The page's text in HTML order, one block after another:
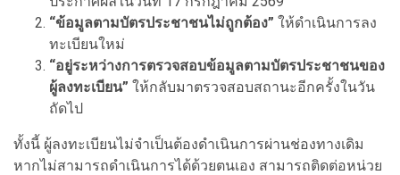
“ข้อมูลตามบัตรประชาชนไม่ถูกต้อง” ให้ดำเนินการลง
ทะเบียนใหม่
“อยู่ระหว่างการตรวจสอบข้อมูลตามบัตรประชาชนของ
ผู้ลงทะเบียน” ให้กลับมาตรวจสอบสถานะอีกครั้งในวัน
ถัดไป
ทั้งนี้ ผู้ลงทะเบียนไม่จำเป็นต้องดำเนินการผ่านช่องทางเดิม
หากไม่สามารถดำเนินการได้ด้วยตนเอง สามารถติดต่อหน่วย